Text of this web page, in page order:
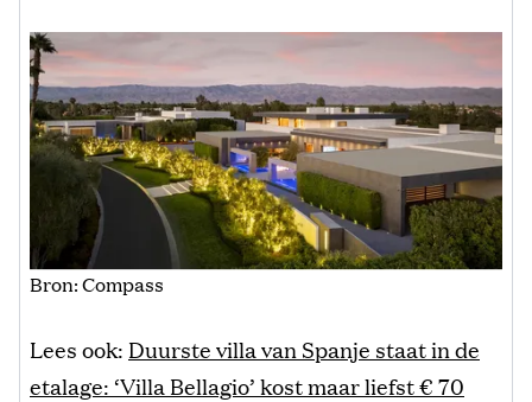
Bron: Compass
Lees ook: Duurste villa van Spanje staat in de
etalage: ‘Villa Bellagio’ kost maar liefst € 70